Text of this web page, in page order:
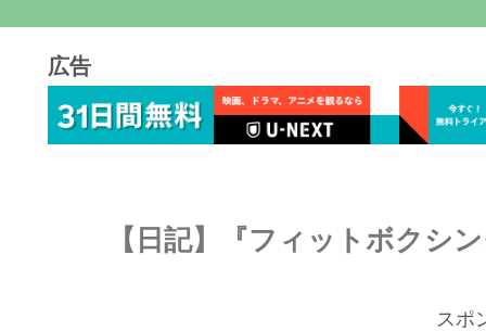
広告
【日記】『フィットボクシ
スポ